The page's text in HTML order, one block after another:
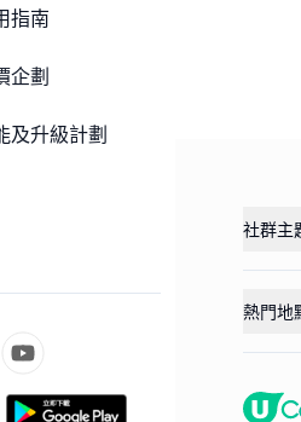
指南
企劃
及升級計劃
社群主
熱門地